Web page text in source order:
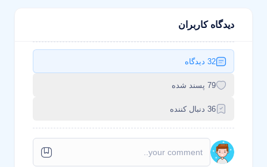
دیدگاه کاربران
32 دیدگاه
79 پسند شده
36 دنبال کننده